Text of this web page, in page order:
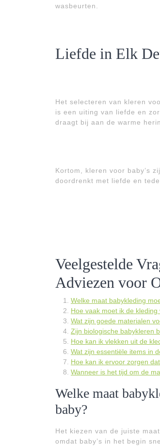
wasbeurten.
Liefde in Elk
Het selecteren van kleren
is een uiting van liefde en
draagt bij aan de warme
Kortom, kleren voor baby’s
doordrenkt met liefde en
Veelgestelde
Adviezen voor
Welke maat babykleding
Hoe vaak moet ik de
Wat zijn goede materialen
Zijn biologische babykleren
Hoe kan ik vlekken uit de
Wat zijn essentiële items in
Hoe kan ik ervoor zorgen
Wanneer is het tijd om de
Welke maat
baby?
Het kiezen van de juiste
omdat baby’s in het begin